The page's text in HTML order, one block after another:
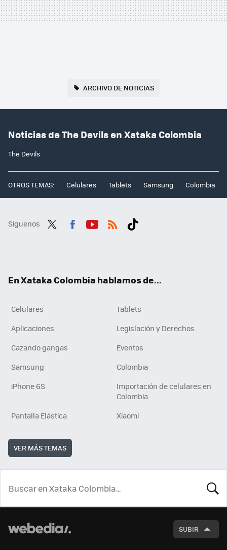
ARCHIVO DE NOTICIAS
Noticias de The Devils en Xataka Colombia
The Devils
OTROS TEMAS: Celulares Tablets Samsung Colombia
Síguenos
En Xataka Colombia hablamos de...
Celulares
Tablets
Aplicaciones
Legislación y Derechos
Cazando gangas
Eventos
Samsung
Colombia
iPhone 6S
Importación de celulares en
Colombia
Pantalla Elástica
Xiaomi
VER MÁS TEMAS
SUBIR